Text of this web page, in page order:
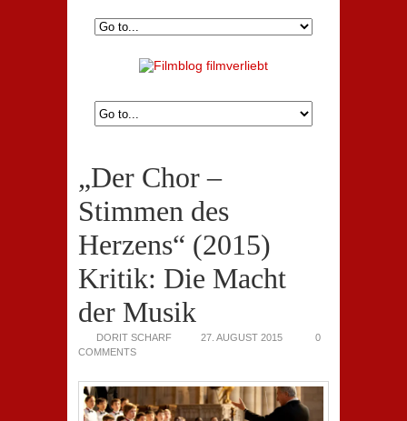
„Der Chor –
Stimmen des
Herzens“ (2015)
Kritik: Die Macht
der Musik
DORIT SCHARF 27. AUGUST 2015
0
COMMENTS